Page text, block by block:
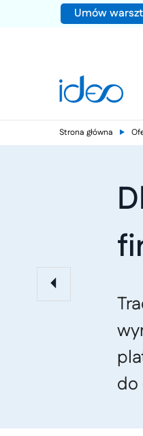
Umów
Strona główna
do